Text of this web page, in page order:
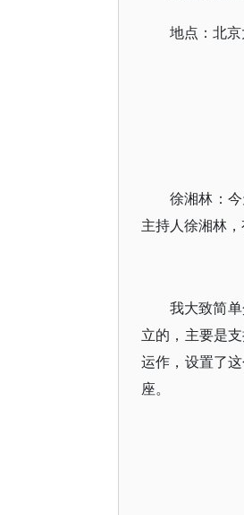
地点：北
徐湘林：
主持人徐湘林
我大致简
立的，主要是
运作，设置了
座。